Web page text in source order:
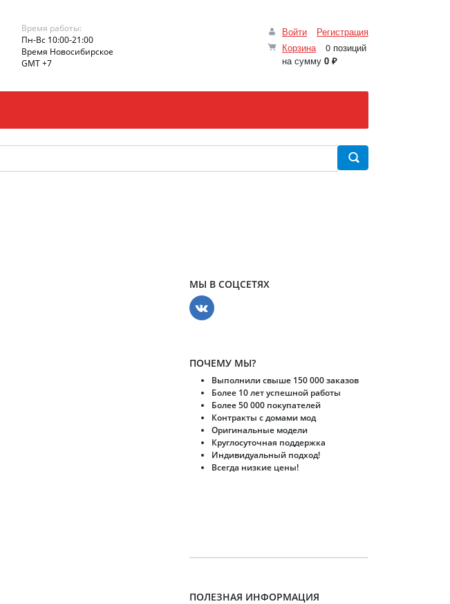
Войти
Регистрация
Корзина
0 позиций
на сумму 0 ₽
Время работы:
Пн-Вс 10:00-21:00
Время Новосибирское
GMT +7
МЫ В СОЦСЕТЯХ
ПОЧЕМУ МЫ?
Выполнили свыше 150 000 заказов
Более 10 лет успешной работы
Более 50 000 покупателей
Контракты с домами мод
Оригинальные модели
Круглосуточная поддержка
Индивидуальный подход!
Всегда низкие цены!
ПОЛЕЗНАЯ ИНФОРМАЦИЯ